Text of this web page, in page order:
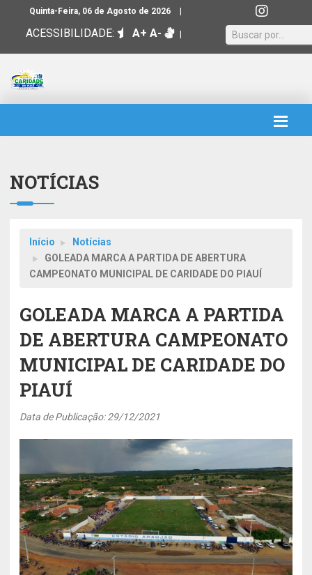
Quinta-Feira, 06 de Agosto de 2026 |
ACESSIBILIDADE: A+ A- |
NOTÍCIAS
Início
Notícias
GOLEADA MARCA A PARTIDA DE ABERTURA
CAMPEONATO MUNICIPAL DE CARIDADE DO PIAUÍ
GOLEADA MARCA A PARTIDA
DE ABERTURA CAMPEONATO
MUNICIPAL DE CARIDADE DO
PIAUÍ
Data de Publicação: 29/12/2021